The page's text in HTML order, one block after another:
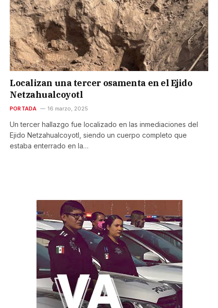
Localizan una tercer osamenta en el Ejido
Netzahualcoyotl
PORTADA 16 marzo, 2025
Un tercer hallazgo fue localizado en las inmediaciones del
Ejido Netzahualcoyotl, siendo un cuerpo completo que
estaba enterrado en la…